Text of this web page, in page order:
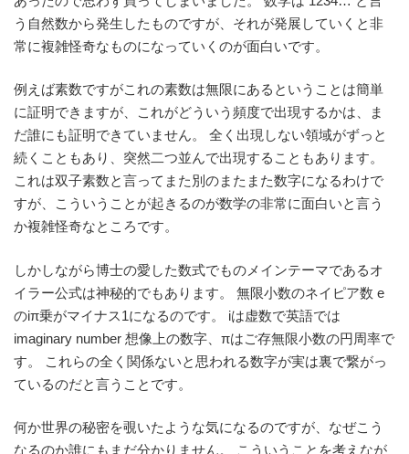
う自然数から発生したものですが、それが発展していくと非
常に複雑怪奇なものになっていくのが面白いです。
例えば素数ですがこれの素数は無限にあるということは簡単
に証明できますが、これがどういう頻度で出現するかは、ま
だ誰にも証明できていません。 全く出現しない領域がずっと
続くこともあり、突然二つ並んで出現することもあります。
これは双子素数と言ってまた別のまたまた数字になるわけで
すが、こういうことが起きるのが数学の非常に面白いと言う
か複雑怪奇なところです。
しかしながら博士の愛した数式でものメインテーマであるオ
イラー公式は神秘的でもあります。 無限小数のネイピア数 e
のiπ乗がマイナス1になるのです。 iは虚数で英語では
imaginary number 想像上の数字、πはご存無限小数の円周率で
す。 これらの全く関係ないと思われる数字が実は裏で繋がっ
ているのだと言うことです。
何か世界の秘密を覗いたような気になるのですが、なぜこう
なるのか誰にもまだ分かりません。 こういうことを考えなが